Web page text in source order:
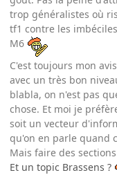
trop généralistes où
tf1 contre les
M6
C'est toujours mon
avec un très bon
blabla, on n'est pas
chose. Et moi je
soit un vecteur
qu'on en parle quand
Mais faire des
Et un topic Brassens ?